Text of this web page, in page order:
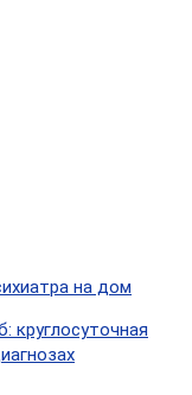
на дом
круглосуточная